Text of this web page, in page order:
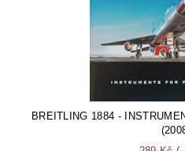
BREITLING 1884 -